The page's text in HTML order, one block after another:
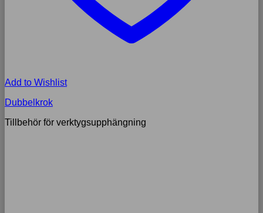
Add to Wishlist
Dubbelkrok
Tillbehör för verktygsupphängning